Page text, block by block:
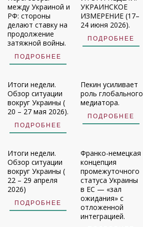
между Украиной и
РФ: стороны
делают ставку на
продолжение
затяжной войны.
ПОДРОБНЕЕ
УКРАИНСКОЕ
ИЗМЕРЕНИЕ (17–
24 июня 2026).
ПОДРОБНЕЕ
Итоги недели.
Обзор ситуации
вокруг Украины (
20 – 27 мая 2026).
ПОДРОБНЕЕ
Пекин усиливает
роль глобального
медиатора.
ПОДРОБНЕЕ
Итоги недели.
Обзор ситуации
вокруг Украины (
22 – 29 апреля
2026)
ПОДРОБНЕЕ
Франко-немецкая
концепция
промежуточного
статуса Украины
в ЕС — «зал
ожидания» с
отложенной
интеграцией.